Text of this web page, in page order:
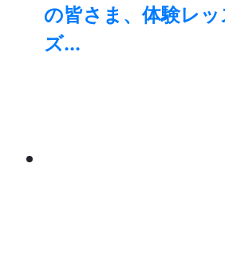
の皆さま、体験レ
ズ...